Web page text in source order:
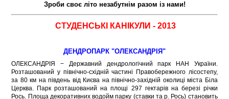
Зроби своє літо незабутнім разом із нами!
СТУДЕНСЬКІ КАНІКУЛИ - 2013
ДЕНДРОПАРК "ОЛЕКСАНДРІЯ"
ОЛЕКСАНДРІЯ − Державний дендрологічний парк НАН України.
Розташований у північно-східній частині Правобережного лісостепу,
за 80 км на південь від Києва на північно-західній околиці міста Біла
Церква. Парк розташований на площі 297 гектарів на березі річки
Рось. Площа декоративних водойм парку (ставки та р. Рось) становить